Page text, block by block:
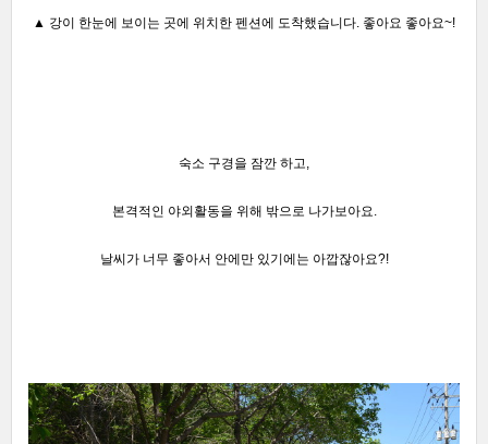
▲ 강이 한눈에 보이는 곳에 위치한 펜션에 도착했습니다. 좋아요 좋아요~!
숙소 구경을 잠깐 하고,
본격적인 야외활동을 위해 밖으로 나가보아요.
날씨가 너무 좋아서 안에만 있기에는 아깝잖아요?!